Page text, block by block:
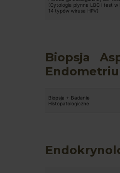
(Cytologia płynna LBC i test w
14 typów wirusa HPV)
Biopsja
Biopsja + Badanie
Histopatologiczne